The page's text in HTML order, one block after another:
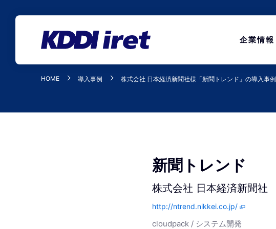
企業情報
HOME 導入事例 株式会社 日本経済新聞社様「新聞トレンド」の導入事例
新聞トレンド
株式会社 日本経済新聞社
http://ntrend.nikkei.co.jp/
cloudpack / システム開発